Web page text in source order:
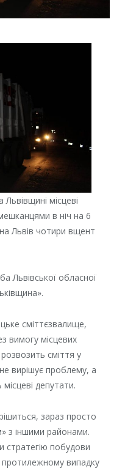
місцеві
в ніч на 6
Львів чотири вщент
Львівської обласної
сміттєзвалище,
вимогу місцевих
сміття у
вирішує проблему, а
депутати.
зараз просто
з іншими районами.
стратегію побудови
протилежному випадку